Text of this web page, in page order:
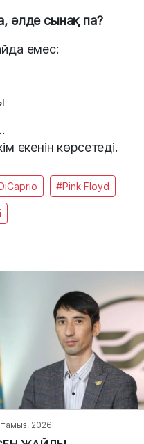
әлде сынақ па?
емес:
екенін көрсетеді.
#Pink Floyd
тамыз, 2026